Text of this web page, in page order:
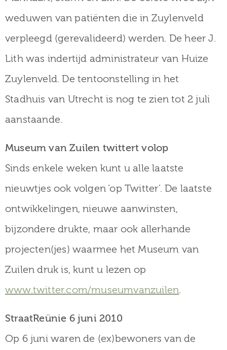
weduwen van patiënten die in Zuylenveld
verpleegd (gerevalideerd) werden. De heer J.
Lith was indertijd administrateur van Huize
Zuylenveld. De tentoonstelling in het
Stadhuis van Utrecht is nog te zien tot 2 juli
aanstaande.
Museum van Zuilen twittert volop
Sinds enkele weken kunt u alle laatste
nieuwtjes ook volgen ‘op Twitter’. De laatste
ontwikkelingen, nieuwe aanwinsten,
bijzondere drukte, maar ook allerhande
projecten(jes) waarmee het Museum van
Zuilen druk is, kunt u lezen op
www.twitter.com/museumvanzuilen.
StraatReünie 6 juni 2010
Op 6 juni waren de (ex)bewoners van de